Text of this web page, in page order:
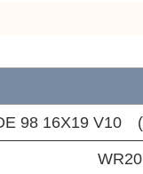
98 16X19 V10